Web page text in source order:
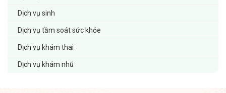
Dịch vụ sinh
Dịch vụ tầm soát sức khỏe
Dịch vụ khám thai
Dịch vụ khám nhũ